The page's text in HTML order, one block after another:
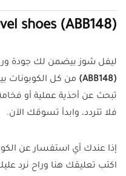
(ABB148) level shoes كود خصم
ليفل شوز بيضمن لك جودة
(ABB148)
من كل الكوبونات
تبحث عن أحذية عملية أو
فلا تتردد، وابدأ تسوقك الآن.
اكتب تعليقك هنا وراح نرد